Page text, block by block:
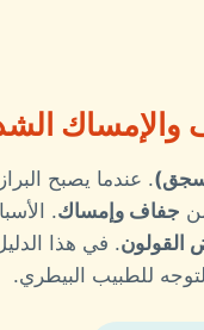
والإمساك
. عندما يصبح البراز
جفاف وإمساك.
القولون. في هذا
للطبيب البيطري.